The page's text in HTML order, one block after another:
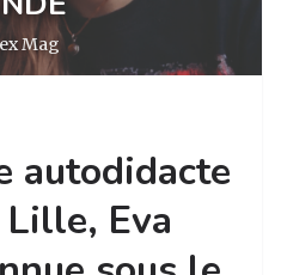
Mag
autodidacte
Eva